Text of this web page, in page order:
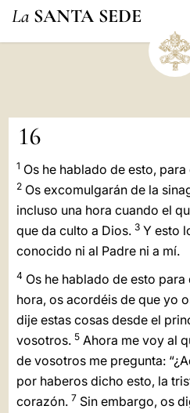
La SANTA SEDE
16
1 Os he hablado de esto,
2Os excomulgarán de la
incluso una hora cuando el
que da culto a Dios. 3Y esto
conocido ni al Padre ni a mí.
4 Os he hablado de esto
hora, os acordéis de que yo
dije estas cosas desde el
vosotros. 5Ahora me voy al
de vosotros me pregunta:
por haberos dicho esto, la
corazón. 7 Sin embargo, os